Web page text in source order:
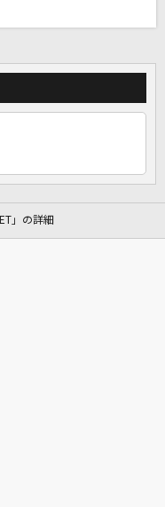
」の詳細